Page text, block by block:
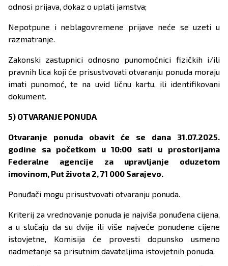
odnosi prijava, dokaz o uplati jamstva;
Nepotpune i neblagovremene prijave neće se uzeti u
razmatranje.
Zakonski zastupnici odnosno punomoćnici fizičkih i/ili
pravnih lica koji će prisustvovati otvaranju ponuda moraju
imati punomoć, te na uvid ličnu kartu, ili identifikovani
dokument.
5) OTVARANJE PONUDA
Otvaranje ponuda obavit će se dana 31.07.2025.
godine sa početkom u 10:00 sati u prostorijama
Federalne agencije za upravljanje oduzetom
imovinom, Put života 2, 71 000 Sarajevo.
Ponuđači mogu prisustvovati otvaranju ponuda.
Kriterij za vrednovanje ponuda je najviša ponuđena cijena,
a u slučaju da su dvije ili više najveće ponuđene cijene
istovjetne, Komisija će provesti dopunsko usmeno
nadmetanje sa prisutnim davateljima istovjetnih ponuda.